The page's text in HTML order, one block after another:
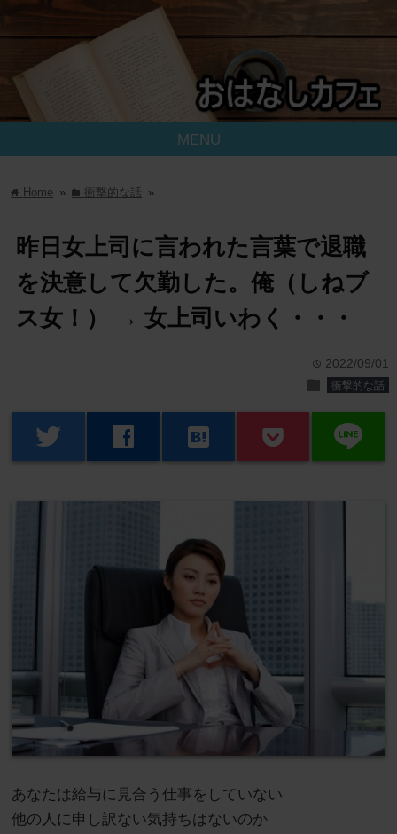
MENU
home Home » folder 衝撃的な話 »
昨日女上司に言われた言葉で退職
を決意して欠勤した。俺（しねブ
ス女！） → 女上司いわく・・・
time 2022/09/01
folder 衝撃的な話
twitter facebook hatenabookmark line
あなたは給与に見合う仕事をしていない
他の人に申し訳ない気持ちはないのか